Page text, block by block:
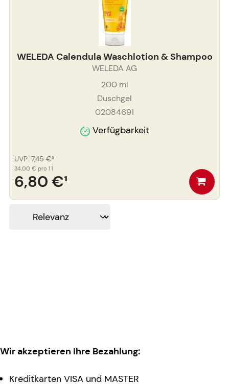
WELEDA Calendula Waschlotion & Shampoo
WELEDA AG
200ml
Duschgel
02084691
Verfügbarkeit
6,80 €¹
UVP: 7,45 €³
34,00 € pro 1 l
Wir akzeptieren Ihre Bezahlung:
Kreditkarten VISA und MASTER